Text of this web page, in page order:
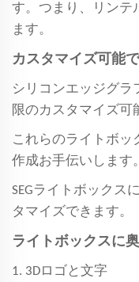
す。つまり、リンテ
ます。
カスタマイズ可能
シリコンエッジグラ
限のカスタマイズ可
これらのライトボッ
作成お手伝いします。
SEGライトボックス
タマイズできます。
ライトボックスに
1. 3Dロゴと文字